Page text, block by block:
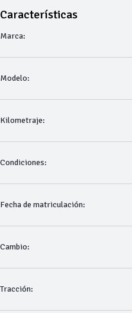
Características
Marca:
Modelo:
Kilometraje:
Condiciones:
Fecha de matriculación:
Cambio:
Tracción: